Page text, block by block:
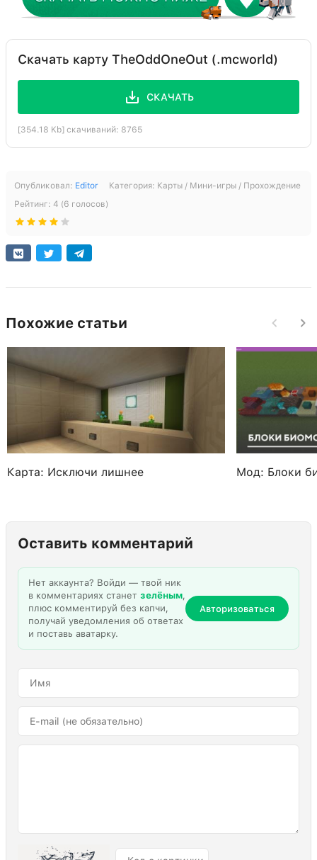
Скачать карту TheOddOneOut (.mcworld)
СКАЧАТЬ
[354.18 Kb] скачиваний: 8765
Опубликовал: Editor Категория: Карты / Мини-игры / Прохождение
Рейтинг: 4 (6 голосов)
Похожие статьи
Карта: Исключи лишнее Мод: Блоки
Оставить комментарий
Нет аккаунта? Войди — твой ник
в комментариях станет зелёным,
плюс комментируй без капчи,
получай уведомления об ответах
и поставь аватарку.
Авторизоваться